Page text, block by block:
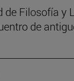
de Filosofía y
de